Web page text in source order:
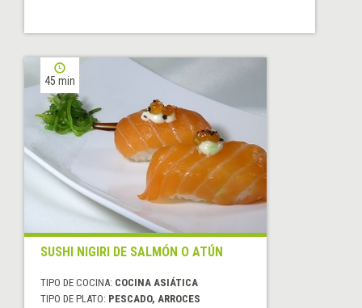
45 min
SUSHI NIGIRI DE SALMÓN O ATÚN
TIPO DE COCINA: COCINA ASIÁTICA
TIPO DE PLATO: PESCADO, ARROCES